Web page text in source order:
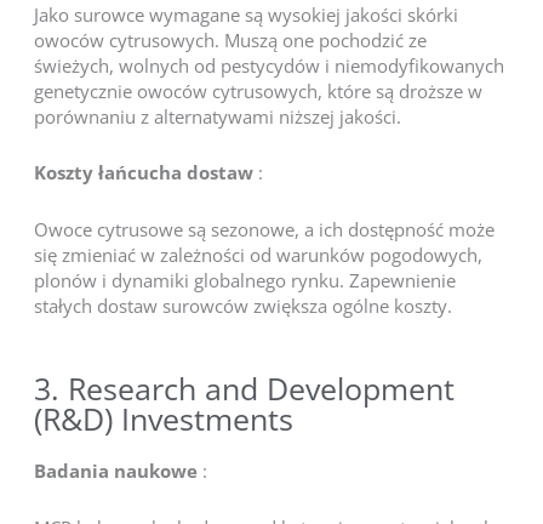
Jako surowce wymagane są wysokiej jakości skórki
owoców cytrusowych. Muszą one pochodzić ze
świeżych, wolnych od pestycydów i niemodyfikowanych
genetycznie owoców cytrusowych, które są droższe w
porównaniu z alternatywami niższej jakości.
Koszty łańcucha dostaw :
Owoce cytrusowe są sezonowe, a ich dostępność może
się zmieniać w zależności od warunków pogodowych,
plonów i dynamiki globalnego rynku. Zapewnienie
stałych dostaw surowców zwiększa ogólne koszty.
3. Research and Development
(R&D) Investments
Badania naukowe :